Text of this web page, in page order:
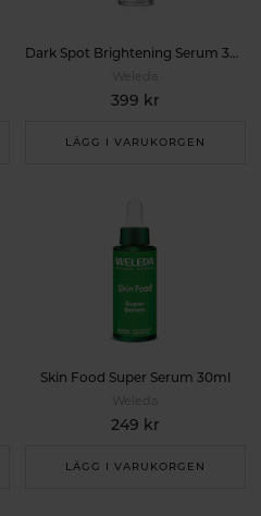
Dark Spot Brightening Serum 30ml
Weleda
399 kr
LÄGG I VARUKORGEN
Skin Food Super Serum 30ml
Weleda
249 kr
LÄGG I VARUKORGEN